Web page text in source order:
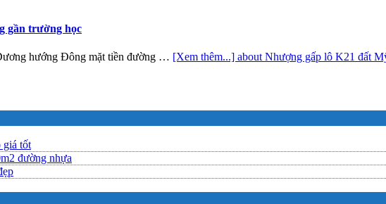
gần trường học
hướng Đông mặt tiền đường … [Xem thêm...] about Nhượng gấp lô K21 đất
giá tốt
đường nhựa